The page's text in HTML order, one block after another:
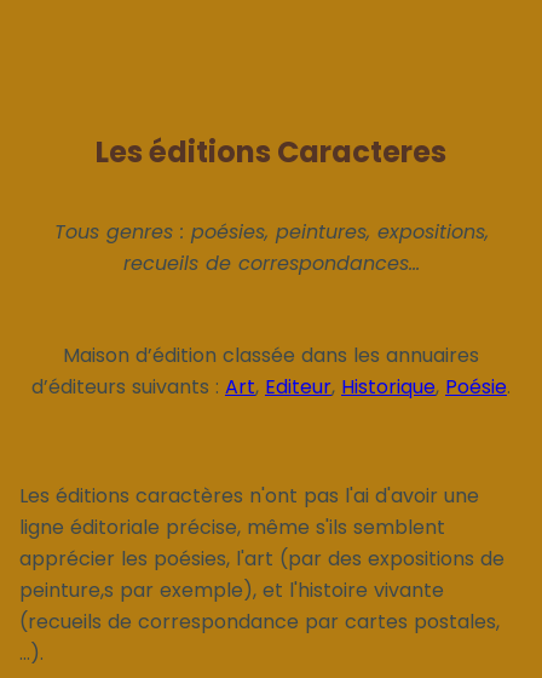
Les éditions Caracteres
Tous genres : poésies, peintures, expositions,
recueils de correspondances...
Maison d’édition classée dans les annuaires
d’éditeurs suivants : Art, Editeur, Historique, Poésie.
Les éditions caractères n'ont pas l'ai d'avoir une
ligne éditoriale précise, même s'ils semblent
apprécier les poésies, l'art (par des expositions de
peinture,s par exemple), et l'histoire vivante
(recueils de correspondance par cartes postales,
...).